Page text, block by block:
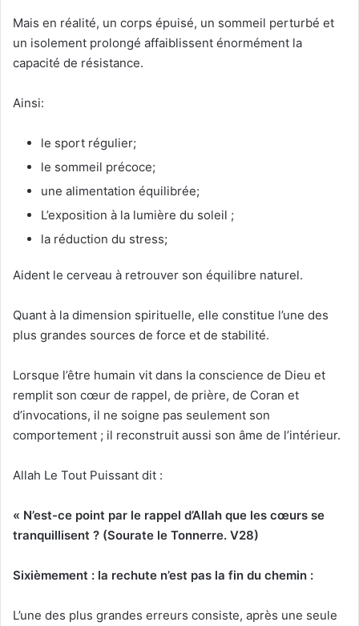
Mais en réalité, un corps épuisé, un sommeil perturbé et
un isolement prolongé affaiblissent énormément la
capacité de résistance.
Ainsi:
le sport régulier;
le sommeil précoce;
une alimentation équilibrée;
L’exposition à la lumière du soleil ;
la réduction du stress;
Aident le cerveau à retrouver son équilibre naturel.
Quant à la dimension spirituelle, elle constitue l’une des
plus grandes sources de force et de stabilité.
Lorsque l’être humain vit dans la conscience de Dieu et
remplit son cœur de rappel, de prière, de Coran et
d’invocations, il ne soigne pas seulement son
comportement ; il reconstruit aussi son âme de l’intérieur.
Allah Le Tout Puissant dit :
« N’est-ce point par le rappel d’Allah que les cœurs se
tranquillisent ? (Sourate le Tonnerre. V28)
Sixièmement : la rechute n’est pas la fin du chemin :
L’une des plus grandes erreurs consiste, après une seule